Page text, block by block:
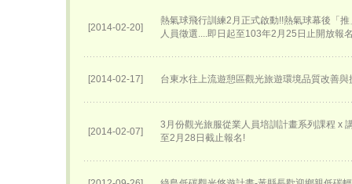
[2014-02-20]
熱氣球飛行訓練2月正式啟動!!熱氣球幕後「
人員徵選....即日起至103年2月25日止開放報
[2014-02-17] 台東水往上流遊憩區觀光旅遊環境品質改善與
[2014-02-07]
3月份觀光旅服從業人員培訓計畫系列課程 x
至2月28日截止報名!